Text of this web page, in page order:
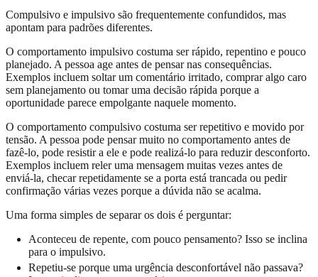
Compulsivo e impulsivo são frequentemente confundidos, mas
apontam para padrões diferentes.
O comportamento impulsivo costuma ser rápido, repentino e pouco
planejado. A pessoa age antes de pensar nas consequências.
Exemplos incluem soltar um comentário irritado, comprar algo caro
sem planejamento ou tomar uma decisão rápida porque a
oportunidade parece empolgante naquele momento.
O comportamento compulsivo costuma ser repetitivo e movido por
tensão. A pessoa pode pensar muito no comportamento antes de
fazê-lo, pode resistir a ele e pode realizá-lo para reduzir desconforto.
Exemplos incluem reler uma mensagem muitas vezes antes de
enviá-la, checar repetidamente se a porta está trancada ou pedir
confirmação várias vezes porque a dúvida não se acalma.
Uma forma simples de separar os dois é perguntar:
Aconteceu de repente, com pouco pensamento? Isso se inclina
para o impulsivo.
Repetiu-se porque uma urgência desconfortável não passava?